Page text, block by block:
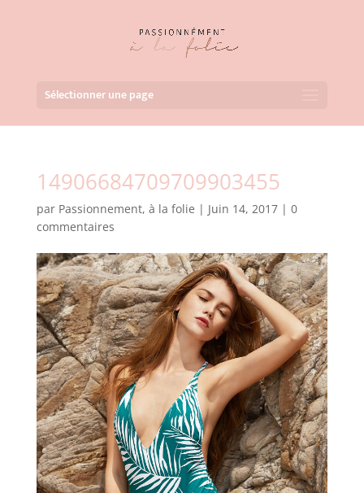
Sélectionner une page
14906684709709903455
par Passionnement, à la folie | Juin 14, 2017| 0
commentaires